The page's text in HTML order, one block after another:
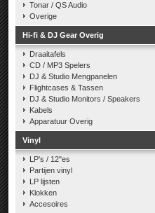
Tonar / QS Audio
Overige
Hi-fi & DJ Gear Overig
Draaitafels
CD / MP3 Spelers
DJ & Studio Mengpanelen
Flightcases & Tassen
DJ & Studio Monitors / Speakers
Kabels
Apparatuur Overig
Vinyl
LP's / 12"es
Partijen vinyl
LP lijsten
Klokken
Accesoires